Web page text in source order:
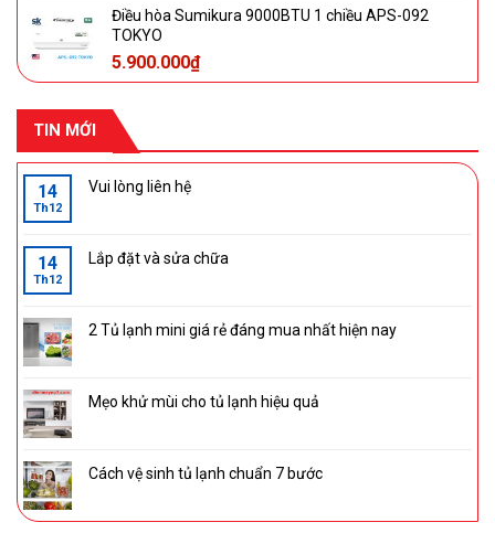
Điều hòa Sumikura 9000BTU 1 chiều APS-092
TOKYO
5.900.000₫
TIN MỚI
14
Th12
Vui lòng liên hệ
14
Th12
Lắp đặt và sửa chữa
2 Tủ lạnh mini giá rẻ đáng mua nhất hiện nay
Mẹo khử mùi cho tủ lạnh hiệu quả
Cách vệ sinh tủ lạnh chuẩn 7 bước